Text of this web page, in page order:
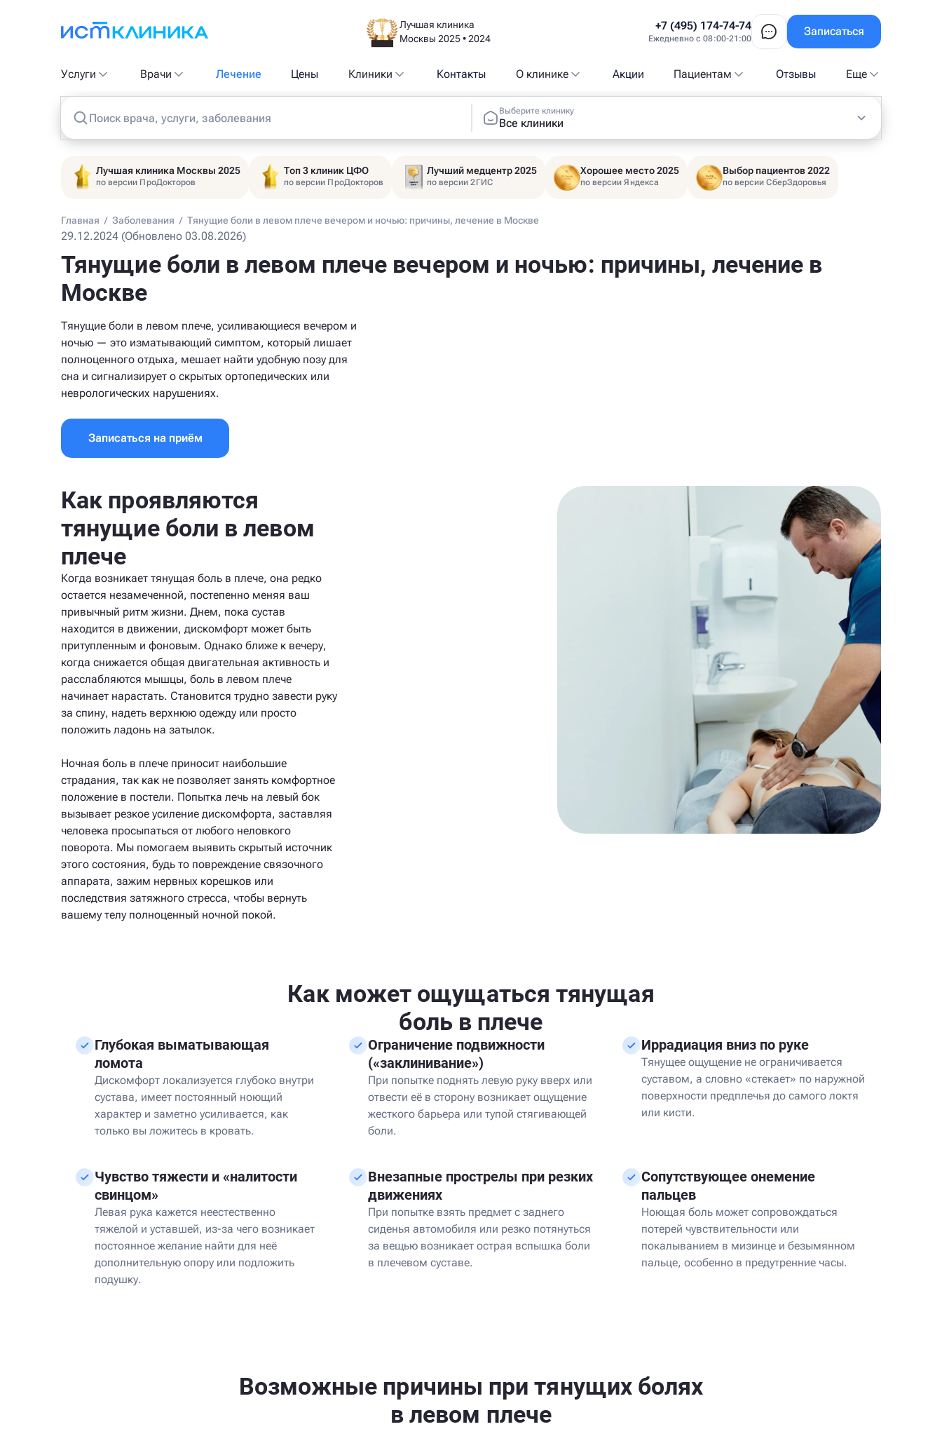
Лучшая клиника
Москвы 2025 • 2024
+7 (495) 174-74-74
Ежедневно с 08:00-21:00
Записаться
Услуги Врачи Лечение Цены Клиники Контакты О клинике Акции Пациентам Отзывы Еще
Поиск врача, услуги, заболевания
Выберите клинику
Все клиники
Лучшая клиника Москвы 2025
по версии ПроДокторов
Топ 3 клиник ЦФО
по версии ПроДокторов
Лучший медцентр 2025
по версии 2ГИС
Хорошее место 2025
по версии Яндекса
Выбор пациентов 2022
по версии СберЗдоровья
Главная / Заболевания / Тянущие боли в левом плече вечером и ночью: причины, лечение в Москве
29.12.2024 (Обновлено 03.08.2026)
Тянущие боли в левом плече вечером и ночью: причины, лечение в
Москве
Тянущие боли в левом плече, усиливающиеся вечером и
ночью — это изматывающий симптом, который лишает
полноценного отдыха, мешает найти удобную позу для
сна и сигнализирует о скрытых ортопедических или
неврологических нарушениях.
Записаться на приём
Как проявляются
тянущие боли в левом
плече
Когда возникает тянущая боль в плече, она редко
остается незамеченной, постепенно меняя ваш
привычный ритм жизни. Днем, пока сустав
находится в движении, дискомфорт может быть
притупленным и фоновым. Однако ближе к вечеру,
когда снижается общая двигательная активность и
расслабляются мышцы, боль в левом плече
начинает нарастать. Становится трудно завести руку
за спину, надеть верхнюю одежду или просто
положить ладонь на затылок.
Ночная боль в плече приносит наибольшие
страдания, так как не позволяет занять комфортное
положение в постели. Попытка лечь на левый бок
вызывает резкое усиление дискомфорта, заставляя
человека просыпаться от любого неловкого
поворота. Мы помогаем выявить скрытый источник
этого состояния, будь то повреждение связочного
аппарата, зажим нервных корешков или
последствия затяжного стресса, чтобы вернуть
вашему телу полноценный ночной покой.
Как может ощущаться тянущая
боль в плече
Глубокая выматывающая
ломота
Дискомфорт локализуется глубоко внутри
сустава, имеет постоянный ноющий
характер и заметно усиливается, как
только вы ложитесь в кровать.
Ограничение подвижности
(«заклинивание»)
При попытке поднять левую руку вверх или
отвести её в сторону возникает ощущение
жесткого барьера или тупой стягивающей
боли.
Иррадиация вниз по руке
Тянущее ощущение не ограничивается
суставом, а словно «стекает» по наружной
поверхности предплечья до самого локтя
или кисти.
Чувство тяжести и «налитости
свинцом»
Левая рука кажется неестественно
тяжелой и уставшей, из-за чего возникает
постоянное желание найти для неё
дополнительную опору или подложить
подушку.
Внезапные прострелы при резких
движениях
При попытке взять предмет с заднего
сиденья автомобиля или резко потянуться
за вещью возникает острая вспышка боли
в плечевом суставе.
Сопутствующее онемение
пальцев
Ноющая боль может сопровождаться
потерей чувствительности или
покалыванием в мизинце и безымянном
пальце, особенно в предутренние часы.
Возможные причины при тянущих болях
в левом плече